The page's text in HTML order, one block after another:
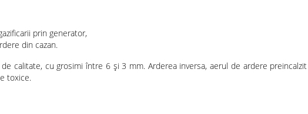
prin generator,
din cazan.
calitate, cu grosimi între 6 şi 3 mm. Arderea inversa, aerul de ardere
toxice.